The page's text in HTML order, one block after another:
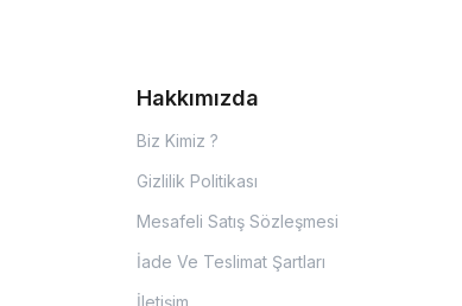
Hakkımızda
Biz Kimiz ?
Gizlilik Politikası
Mesafeli Satış Sözleşmesi
İade Ve Teslimat Şartları